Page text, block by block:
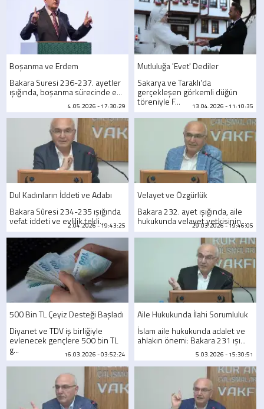
Boşanma ve Erdem
Bakara Suresi 236-237. ayetler
ışığında, boşanma sürecinde e...
4.05.2026 - 17:30:29
Mutluluğa 'Evet' Dediler
Sakarya ve Taraklı'da
gerçekleşen görkemli düğün
töreniyle F... 13.04.2026 - 11:10:35
Dul Kadınların İddeti ve Adabı
Bakara Sûresi 234-235 ışığında
vefat iddeti ve evlilik tekli...
2.04.2026 - 19:43:25
Velayet ve Özgürlük
Bakara 232. ayet ışığında, aile
hukukunda velayet yetkisinin...
29.03.2026 - 19:46:05
500 Bin TL Çeyiz Desteği Başladı
Diyanet ve TDV iş birliğiyle
evlenecek gençlere 500 bin TL
g... 16.03.2026 - 03:52:24
Aile Hukukunda İlahi Sorumluluk
İslam aile hukukunda adalet ve
ahlakın önemi: Bakara 231 ışı...
5.03.2026 - 15:30:51